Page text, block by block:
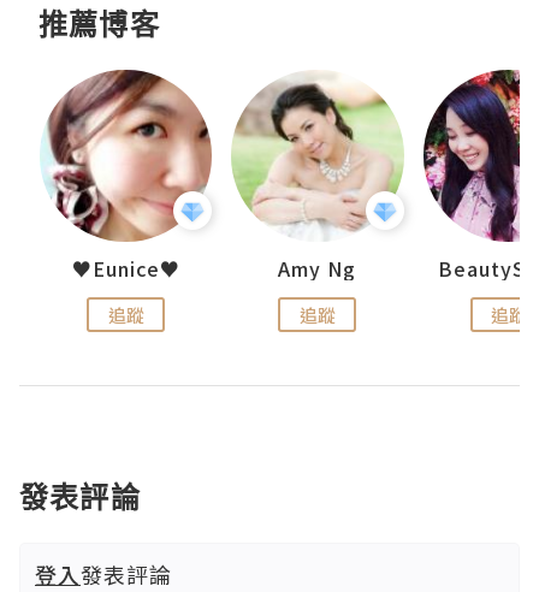
推薦博客
♥Eunice♥
追蹤
Amy Ng
追蹤 追蹤
發表評論
登入發表評論